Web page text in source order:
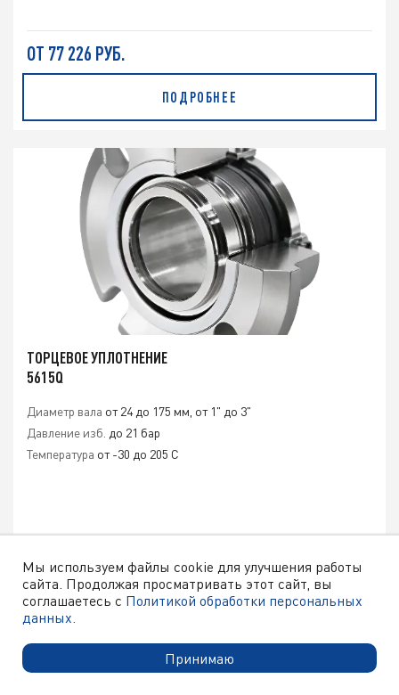
Мы используем файлы cookie для улучшения работы
сайта. Продолжая просматривать этот сайт, вы
соглашаетесь с Политикой обработки персональных
данных.
Принимаю
ОТ 77 226 РУБ.
ПОДРОБНЕЕ
ТОРЦЕВОЕ УПЛОТНЕНИЕ
5615Q
Диаметр вала от 24 до 175 мм, от 1" до 3"
Давление изб. до 21 бар
Температура от -30 до 205 C
ЦЕНА ПО ЗАПРОСУ